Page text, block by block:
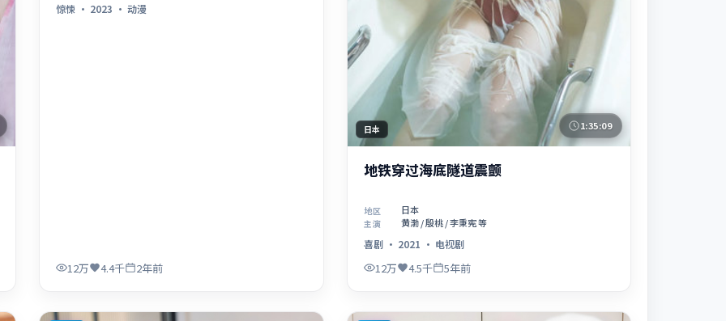
惊悚 · 2023 ·动漫
12万 4.4千 2年前
日本 1:35:09
地铁穿过海底隧道震颤
地区 日本
主演 黄渤 / 殷桃 / 李秉宪 等
喜剧· 2021 · 电视剧
12万 4.5千 5年前